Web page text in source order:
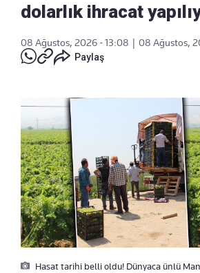
dolarlık ihracat
08 Ağustos, 2026 - 13:08
08 Ağustos,
Paylaş
Hasat tarihi belli oldu! Dünyaca ünlü